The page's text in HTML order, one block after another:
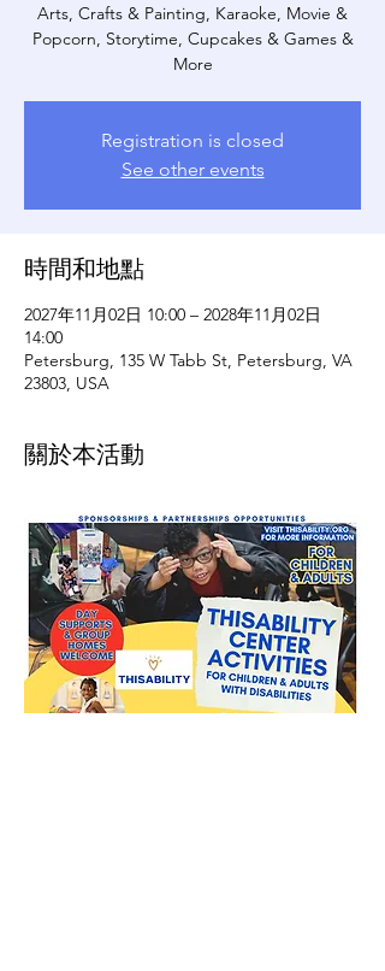
Arts, Crafts & Painting, Karaoke, Movie &
Popcorn, Storytime, Cupcakes & Games &
More
Registration is closed
See other events
時間和地點
2027年11月02日 10:00 – 2028年11月02日
14:00
Petersburg, 135 W Tabb St, Petersburg, VA
23803, USA
關於本活動